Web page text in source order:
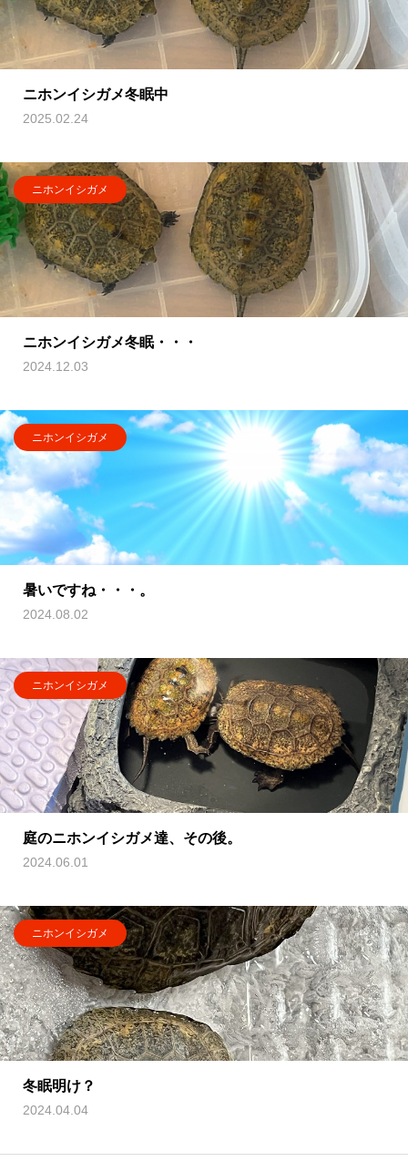
ニホンイシガメ冬眠中
2025.02.24
ニホンイシガメ
ニホンイシガメ冬眠・・・
2024.12.03
ニホンイシガメ
暑いですね・・・。
2024.08.02
ニホンイシガメ
庭のニホンイシガメ達、その後。
2024.06.01
ニホンイシガメ
冬眠明け？
2024.04.04